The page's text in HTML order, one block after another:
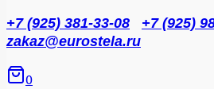
+7 (925) 381-33-08
+7 (925)
zakaz@eurostela.ru
0